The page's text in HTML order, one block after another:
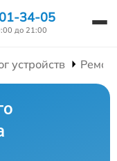
34-05
до 21:00
устройств